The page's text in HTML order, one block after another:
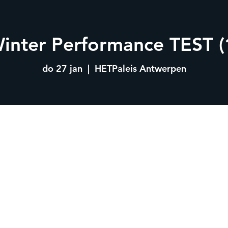
Performance TEST
do 27 jan
  |
HETPaleis Antwerpen